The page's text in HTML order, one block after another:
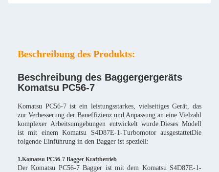
Beschreibung des Produkts:
Beschreibung des Baggergergeräts
Komatsu PC56-7
Komatsu PC56-7 ist ein leistungsstarkes, vielseitiges Gerät, das
zur Verbesserung der Baueffizienz und Anpassung an eine Vielzahl
komplexer Arbeitsumgebungen entwickelt wurde.Dieses Modell
ist mit einem Komatsu S4D87E-1-Turbomotor ausgestattetDie
folgende Einführung in den Bagger ist speziell:
1.Komatsu PC56-7 Bagger Kraftbetrieb
Der Komatsu PC56-7 Bagger ist mit dem Komatsu S4D87E-1-